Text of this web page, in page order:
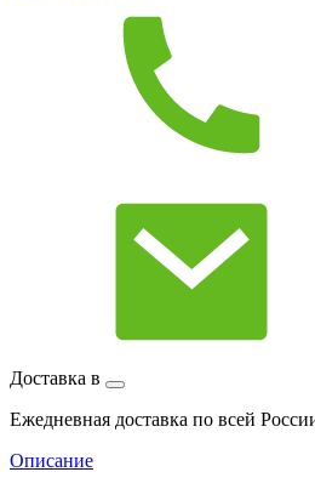
Доставка в
Ежедневная доставка по всей
Описание